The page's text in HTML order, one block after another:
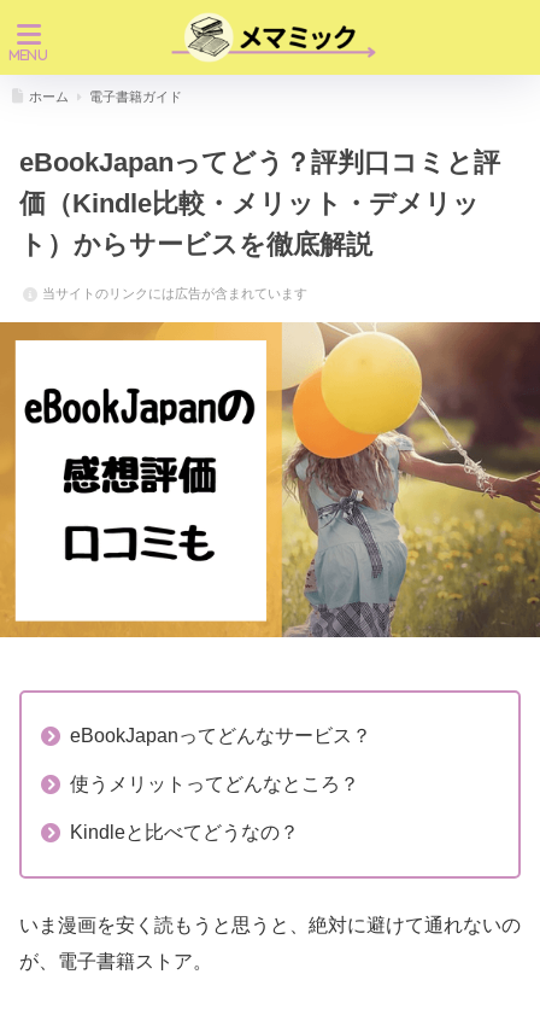
ホーム 電子書籍ガイド
eBookJapanってどう？評判口コミと評
価（Kindle比較・メリット・デメリッ
ト）からサービスを徹底解説
当サイトのリンクには広告が含まれています
eBookJapanってどんなサービス？
使うメリットってどんなところ？
Kindleと比べてどうなの？
いま漫画を安く読もうと思うと、絶対に避けて通れないの
が、電子書籍ストア。